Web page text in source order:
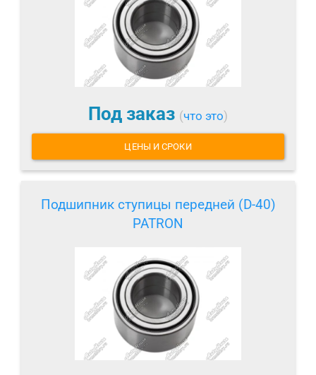
Под заказ (что это)
ЦЕНЫ И СРОКИ
Подшипник ступицы передней (D-40)
PATRON